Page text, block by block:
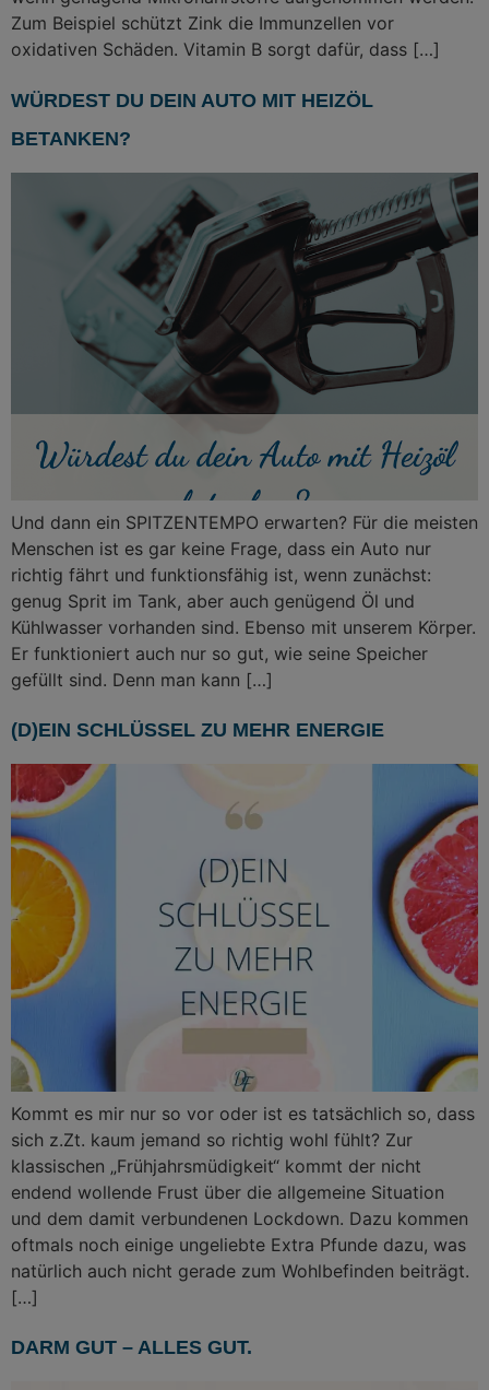
Zum Beispiel schützt Zink die Immunzellen vor
oxidativen Schäden. Vitamin B sorgt dafür, dass […]
WÜRDEST DU DEIN AUTO MIT HEIZÖL
BETANKEN?
Und dann ein SPITZENTEMPO erwarten? Für die meisten
Menschen ist es gar keine Frage, dass ein Auto nur
richtig fährt und funktionsfähig ist, wenn zunächst:
genug Sprit im Tank, aber auch genügend Öl und
Kühlwasser vorhanden sind. Ebenso mit unserem Körper.
Er funktioniert auch nur so gut, wie seine Speicher
gefüllt sind. Denn man kann […]
(D)EIN SCHLÜSSEL ZU MEHR ENERGIE
Kommt es mir nur so vor oder ist es tatsächlich so, dass
sich z.Zt. kaum jemand so richtig wohl fühlt? Zur
klassischen „Frühjahrsmüdigkeit“ kommt der nicht
endend wollende Frust über die allgemeine Situation
und dem damit verbundenen Lockdown. Dazu kommen
oftmals noch einige ungeliebte Extra Pfunde dazu, was
natürlich auch nicht gerade zum Wohlbefinden beiträgt.
[…]
DARM GUT – ALLES GUT.